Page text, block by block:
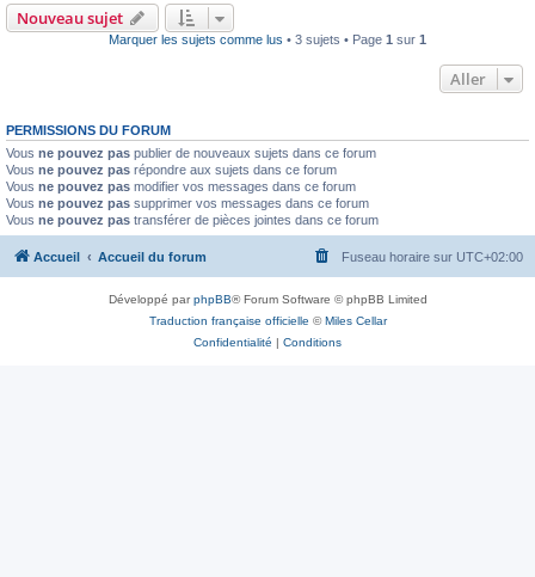
Nouveau sujet
Marquer les sujets comme lus • 3 sujets • Page 1 sur 1
Aller
PERMISSIONS DU FORUM
Vous ne pouvez pas publier de nouveaux sujets dans ce forum
Vous ne pouvez pas répondre aux sujets dans ce forum
Vous ne pouvez pas modifier vos messages dans ce forum
Vous ne pouvez pas supprimer vos messages dans ce forum
Vous ne pouvez pas transférer de pièces jointes dans ce forum
Accueil Accueil du forum Fuseau horaire sur UTC+02:00
Développé parphpBB® Forum Software © phpBB Limited
Traduction française officielle ©Miles Cellar
Confidentialité | Conditions